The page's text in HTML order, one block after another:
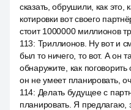
сказать, обрушили, как
котировки вот своего
стоит 1000000 миллионов
113: Триллионов. Ну вот и
был то ничего, то вот. А он
обнаружите, как
он не умеет планировать,
114: Делать будущее с
планировать. Я предлагаю,